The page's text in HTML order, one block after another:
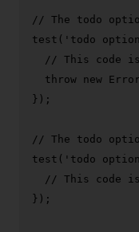
// The todo
test ( 'todo
// This code
throw new Error
});
// The todo
test ( 'todo
// This code is
});